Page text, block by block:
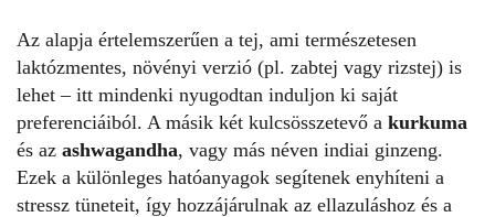
Az alapja értelemszerűen a tej, ami természetesen
laktózmentes, növényi verzió (pl. zabtej vagy rizstej) is
lehet – itt mindenki nyugodtan induljon ki saját
preferenciáiból. A másik két kulcsösszetevő a kurkuma
és az ashwagandha, vagy más néven indiai ginzeng.
Ezek a különleges hatóanyagok segítenek enyhíteni a
stressz tüneteit, így hozzájárulnak az ellazuláshoz és a